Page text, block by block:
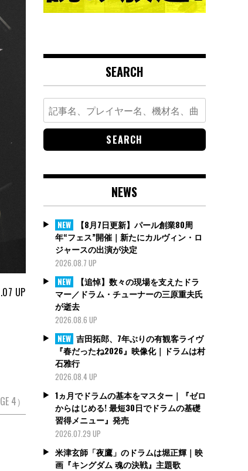
UP
4）
SEARCH
Search
for:
NEWS
NEW
【8月7日更新】パール創業80周
年“フェス”開催｜新たにカルヴィン・ロ
ジャースの出演が決定
2026.08.7 UP
NEW
【追悼】数々の現場を支えたドラ
マー／ドラム・チューナーの三原重夫氏
が逝去
2026.08.6 UP
NEW 吉田拓郎、7年ぶりの有観客ライヴ
『春だったね2026』映像化｜ドラムは村
石雅行
2026.08.4 UP
1ヵ月でドラムの基本をマスター｜『ゼロ
からはじめる! 最短30日でドラムの基礎
習得メニュー』発売
2026.07.29 UP
米津玄師「夜鷹」のドラムは堀正輝｜映
画『キングダム 魂の決戦』主題歌